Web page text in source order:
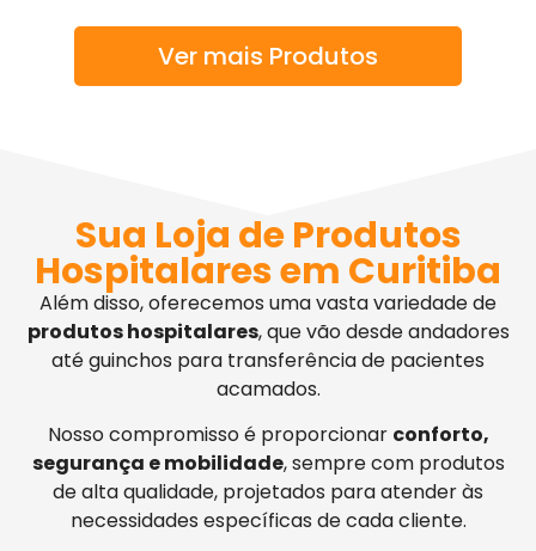
Ver mais Produtos
Sua Loja de Produtos
Hospitalares em Curitiba
Além disso, oferecemos uma vasta variedade de
produtos hospitalares, que vão desde andadores
até guinchos para transferência de pacientes
acamados.
Nosso compromisso é proporcionar conforto,
segurança e mobilidade, sempre com produtos
de alta qualidade, projetados para atender às
necessidades específicas de cada cliente.